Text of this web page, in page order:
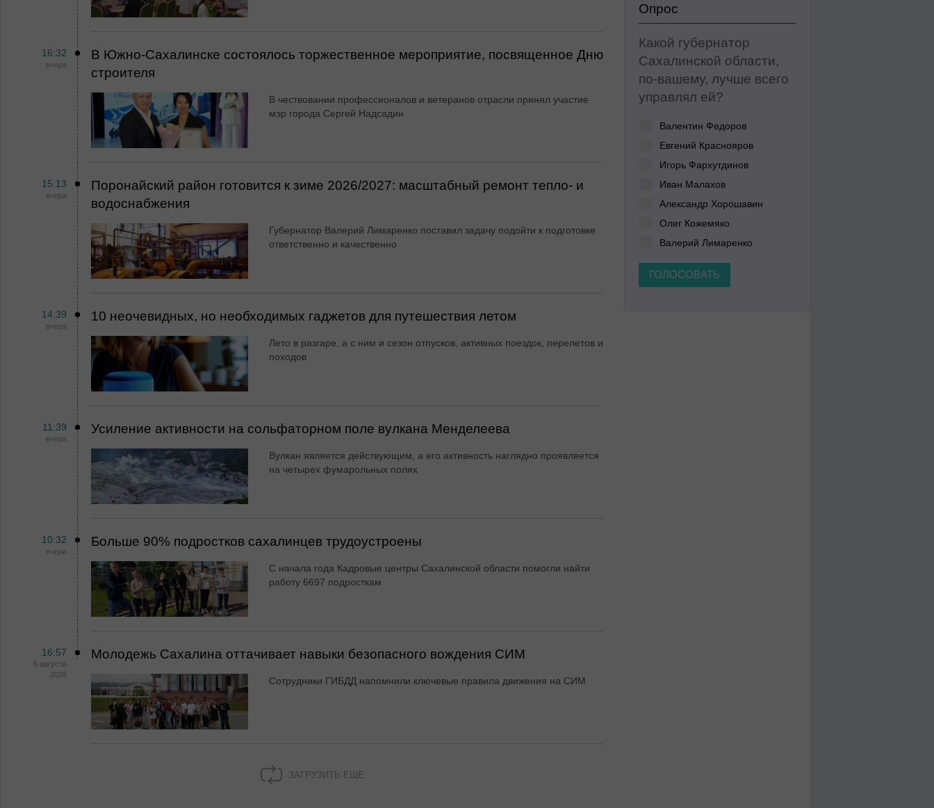
16:32
вчера
В Южно-Сахалинске состоялось торжественное мероприятие, посвященное Дню
строителя
В чествовании профессионалов и ветеранов отрасли принял участие
мэр города Сергей Надсадин
15:13
вчера
Поронайский район готовится к зиме 2026/2027: масштабный ремонт тепло- и
водоснабжения
Губернатор Валерий Лимаренко поставил задачу подойти к подготовке
ответственно и качественно
14:39
вчера
10 неочевидных, но необходимых гаджетов для путешествия летом
Лето в разгаре, а с ним и сезон отпусков, активных поездок, перелетов и
походов
11:39
вчера
Усиление активности на сольфаторном поле вулкана Менделеева
Вулкан является действующим, а его активность наглядно проявляется
на четырех фумарольных полях
10:32
вчера
Больше 90% подростков сахалинцев трудоустроены
С начала года Кадровые центры Сахалинской области помогли найти
работу 6697 подросткам
16:57
6 августа
2026
Молодежь Сахалина оттачивает навыки безопасного вождения СИМ
Сотрудники ГИБДД напомнили ключевые правила движения на СИМ
ЗАГРУЗИТЬ ЕЩЕ
Опрос
Какой губернатор
Сахалинской области,
по-вашему, лучше всего
управлял ей?
Валентин Федоров
Евгений Краснояров
Игорь Фархутдинов
Иван Малахов
Александр Хорошавин
Олег Кожемяко
Валерий Лимаренко
ГОЛОСОВАТЬ